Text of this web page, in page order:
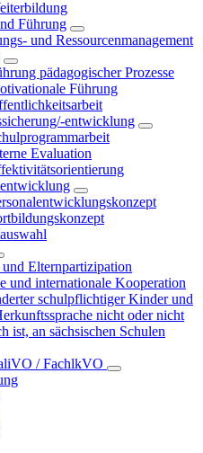
Führung
und Ressourcenmanagement
pädagogischer Prozesse
Führung
entwicklung
Evaluation
und Elternpartizipation
und internationale Kooperation
schulpflichtiger Kinder und
nicht oder nicht
ist, an sächsischen Schulen
/ FachlkVO